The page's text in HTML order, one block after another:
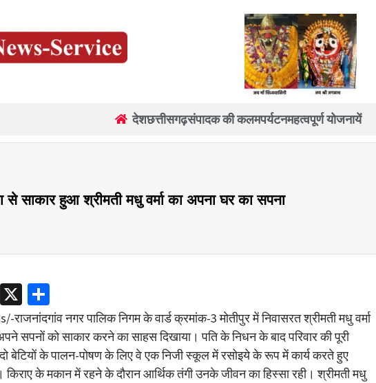
देशछत्तीसगढ़संपादक की कलमपर्यटनमहत्वपूर्ण योजनायें
से साकार हुआ श्रीमती मधु वर्मा का अपना घर का सपना
Gmail
X
राजनांदगांव नगर पालिक निगम के वार्ड क्रमांक-3 मोतीपुर में निवासरत श्रीमती मधु वर्मा
सपनों को साकार करने का साहस दिखाया। पति के निधन के बाद परिवार की पूरी
बेटियों के पालन-पोषण के लिए वे एक निजी स्कूल में रसोइये के रूप में कार्य करते हुए
किराए के मकान में रहने के दौरान आर्थिक तंगी उनके जीवन का हिस्सा रही। श्रीमती मधु